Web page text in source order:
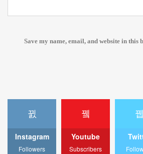
Save my name, email, and website in this
Youtube
Subscribers
Instagram
Followers